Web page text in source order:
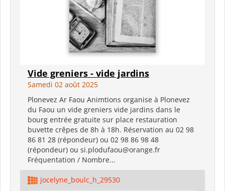
Vide greniers - vide jardins
Samedi 02 août 2025
Plonevez Ar Faou Animtions organise à Plonevez
du Faou un vide greniers vide jardins dans le
bourg entrée gratuite sur place restauration
buvette crêpes de 8h à 18h. Réservation au 02 98
86 81 28 (répondeur) ou 02 98 86 98 48
(répondeur) ou si.plodufaou@orange.fr
Fréquentation / Nombre...
jocelyne_boulc_h_29530